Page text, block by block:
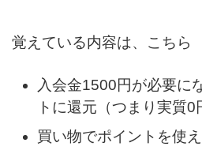
覚えている内容は、こちら
入会金1500円が必要に
トに還元（つまり実質0
買い物でポイントを使